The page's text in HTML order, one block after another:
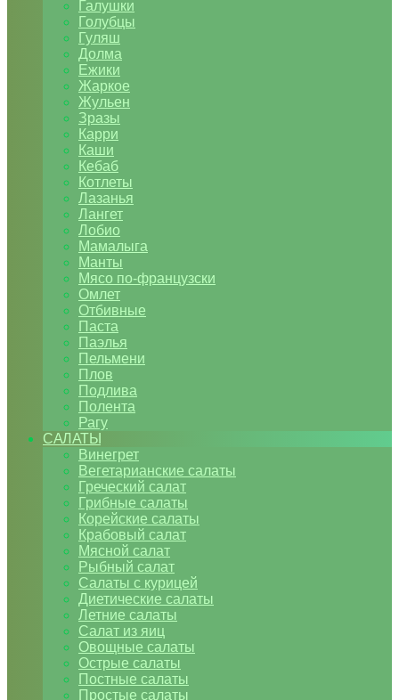
Галушки
Голубцы
Гуляш
Долма
Ежики
Жаркое
Жульен
Зразы
Карри
Каши
Кебаб
Котлеты
Лазанья
Лангет
Лобио
Мамалыга
Манты
Мясо по-французски
Омлет
Отбивные
Паста
Паэлья
Пельмени
Плов
Подлива
Полента
Рагу
САЛАТЫ
Винегрет
Вегетарианские салаты
Греческий салат
Грибные салаты
Корейские салаты
Крабовый салат
Мясной салат
Рыбный салат
Салаты с курицей
Диетические салаты
Летние салаты
Салат из яиц
Овощные салаты
Острые салаты
Постные салаты
Простые салаты